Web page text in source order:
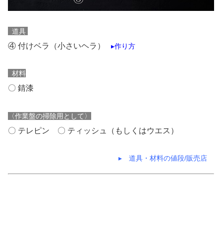
道具
④ 付けベラ（小さいヘラ） ▸作り方
材料
〇 錆漆
〈作業盤の掃除用として〉
〇 テレピン 〇 ティッシュ（もしくはウエス）
▸ 道具・材料の値段/販売店